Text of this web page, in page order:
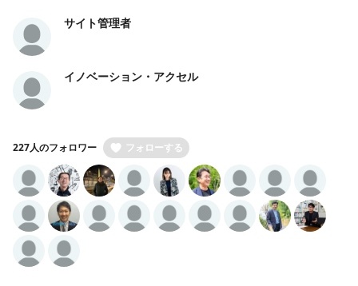
サイト管理者
イノベーション・アクセル
227人のフォロワー フォローする